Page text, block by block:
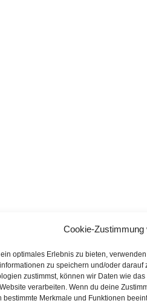
Cookie-Zustimmung
optimales Erlebnis zu bieten,
zu speichern und/oder darauf
zustimmst, können wir Daten wie
verarbeiten. Wenn du deine
bestimmte Merkmale und Funktionen